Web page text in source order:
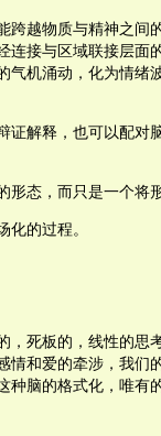
跨越物质与精神之间
连接与区域联接层面
气机涌动，化为情绪
证解释，也可以配对
态，而只是一个将
化的过程。
，死板的，线性的思
情和爱的牵涉，我们
种脑的格式化，唯有